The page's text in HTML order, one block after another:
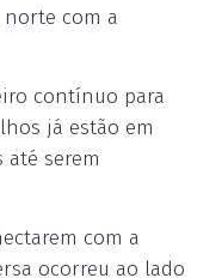
com a
contínuo para
já estão em
serem
com a
ocorreu ao lado